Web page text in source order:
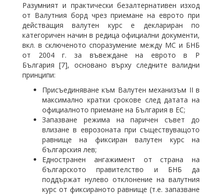
Разумният и практически безалтернативен изход
от Валутния борд чрез приемане на еврото при
действащия валутен курс е деклариран по
категоричен начин в редица официални документи,
вкл. в сключеното споразумение между МС и БНБ
от 2004 г. за въвеждане на еврото в Р
България [7], основано върху следните валидни
принципи:
Присъединяване към Валутен механизъм ІІ в
максимално кратки срокове след датата на
официалното приемане на България в ЕС;
Запазване режима на паричен съвет до
влизане в еврозоната при съществуващото
равнище на фиксиран валутен курс на
българския лев;
Едностранен ангажимент от страна на
българското правителство и БНБ да
поддържат нулево отклонение на валутния
курс от фиксираното равнище (т.е. запазване